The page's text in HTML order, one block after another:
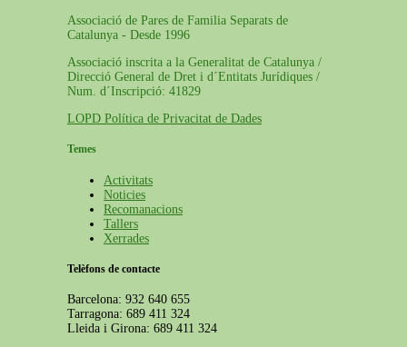
Associació de Pares de Familia Separats de
Catalunya - Desde 1996
Associació inscrita a la Generalitat de Catalunya /
Direcció General de Dret i d´Entitats Jurídiques /
Num. d´Inscripció: 41829
LOPD Política de Privacitat de Dades
Temes
Activitats
Noticies
Recomanacions
Tallers
Xerrades
Telèfons de contacte
Barcelona: 932 640 655
Tarragona: 689 411 324
Lleida i Girona: 689 411 324